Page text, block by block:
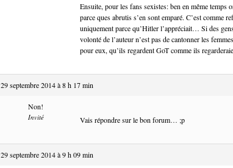
Ensuite, pour les fans sexistes: ben en même temps
parce ques abrutis s’en sont emparé. C’est comme
uniquement parce qu’Hitler l’appréciait… Si des
volonté de l’auteur n’est pas de cantonner les
pour eux, qu’ils regardent GoT comme ils
29 septembre 2014 à 8 h 17 min
Non!
Invité Vais répondre sur le bon forum… ;p
29 septembre 2014 à 9 h 09 min